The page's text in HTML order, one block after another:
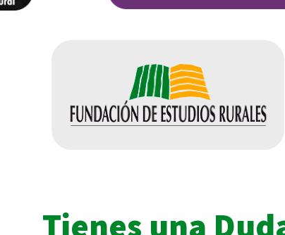
Tienes una